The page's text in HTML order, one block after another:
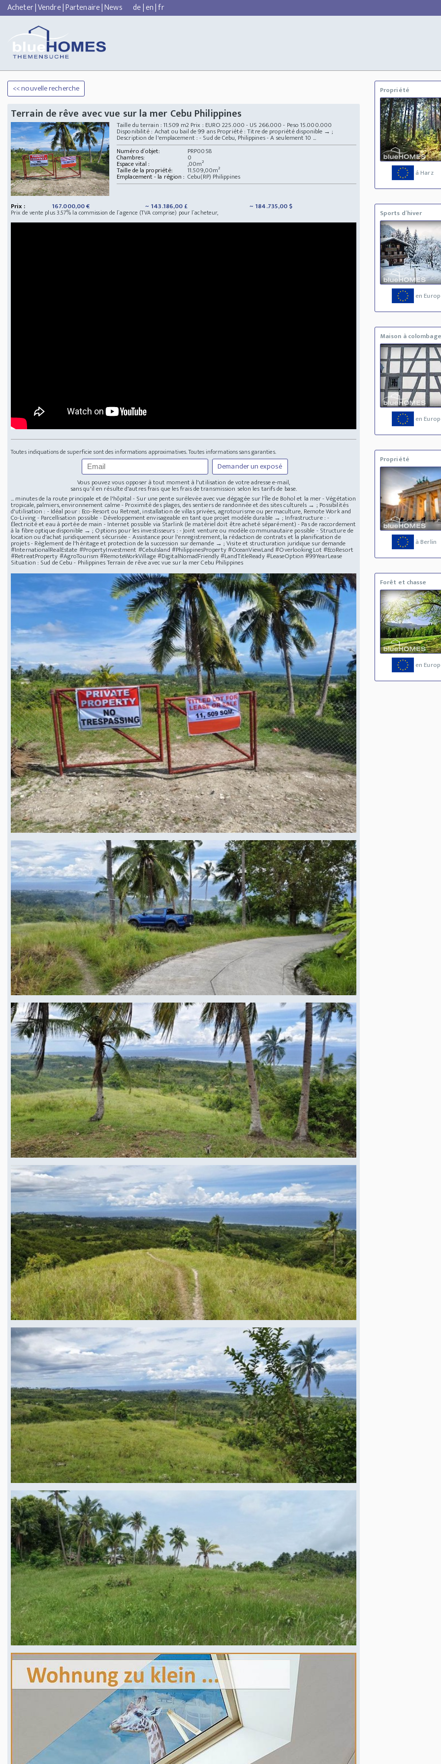
Acheter|Vendre|Partenaire|News de|en|fr
<< nouvelle recherche
Terrain de rêve avec vue sur la mer Cebu Philippines
Taille du terrain : 11.509 m2 Prix : EURO 225.000 - US 266.000 - Peso 15.000.000
Disponibilité : Achat ou bail de 99 ans Propriété : Titre de propriété disponible → ;
Description de l'emplacement : - Sud de Cebu, Philippines - A seulement 10 ...
Numéro d´objet:
PRP0058
Chambres: 0
Espace vital : ,00m²
Taille de la propriété: 11.509,00m²
Emplacement - la région : Cebu(RP) Philippines
Prix : 167.000,00 € ~ 143.186,00 £ ~ 184.735,00 $
Prix de vente plus 3.57% la commission de l´agence (TVA comprise) pour l´acheteur,
Toutes indiquations de superficie sont des informations approximatives. Toutes informations sans garanties.
Demander un exposé
Vous pouvez vous opposer à tout moment à l'utilisation de votre adresse e-mail,
sans qu'il en résulte d'autres frais que les frais de transmission selon les tarifs de base.
... minutes de la route principale et de l'hôpital - Sur une pente surélevée avec vue dégagée sur l'Île de Bohol et la mer - Végétation
tropicale, palmiers, environnement calme - Proximité des plages, des sentiers de randonnée et des sites culturels → ; Possibilités
d'utilisation : - Idéal pour : Eco-Resort ou Retreat, installation de villas privées, agrotourisme ou permaculture, Remote Work and
Co-Living - Parcellisation possible - Développement envisageable en tant que projet modèle durable → ; Infrastructure : -
Électricité et eau à portée de main - Internet possible via Starlink (le matériel doit être acheté séparément) - Pas de raccordement
à la fibre optique disponible → ; Options pour les investisseurs : - Joint venture ou modèle communautaire possible - Structure de
location ou d'achat juridiquement sécurisée - Assistance pour l'enregistrement, la rédaction de contrats et la planification de
projets - Règlement de l'héritage et protection de la succession sur demande → ; Visite et structuration juridique sur demande
#InternationalRealEstate #PropertyInvestment #CebuIsland #PhilippinesProperty #OceanViewLand #OverlookingLot #EcoResort
#RetreatProperty #AgroTourism #RemoteWorkVillage #DigitalNomadFriendly #LandTitleReady #LeaseOption #99YearLease
Situation : Sud de Cebu - Philippines Terrain de rêve avec vue sur la mer Cebu Philippines
Propriété
á Harz
Sports d´hiver
en
Maison à colombage
en
Propriété
à Berlin
Forêt et chasse
en